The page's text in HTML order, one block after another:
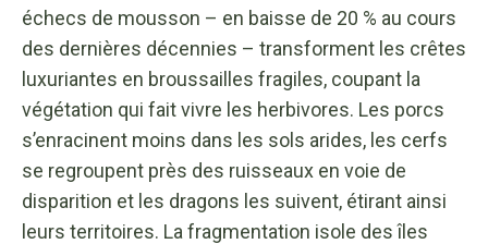
échecs de mousson – en baisse de 20 % au cours
des dernières décennies – transforment les crêtes
luxuriantes en broussailles fragiles, coupant la
végétation qui fait vivre les herbivores. Les porcs
s’enracinent moins dans les sols arides, les cerfs
se regroupent près des ruisseaux en voie de
disparition et les dragons les suivent, étirant ainsi
leurs territoires. La fragmentation isole des îles